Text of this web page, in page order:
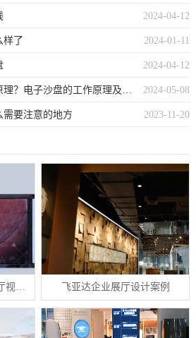
2024-04-12
2024-01-11
样了
2024-04-12
2024-05-08
电子沙盘的功能是什么原理？电子沙盘的工作原理及功能概述
2023-11-20
要注意的地方
飞亚达企业展厅设计案例